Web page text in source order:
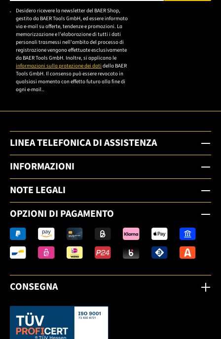
Bitte geben Sie eine gültige E-Mail-Adresse ein.
Desidero ricevere la newsletter del BAER Shop,
gestito da BAER Tools GmbH, ed essere informato
via e-mail su offerte, tendenze e promozioni. La
memorizzazione e l'elaborazione di tutti i dati
personali trasmessi nell'ambito del processo di
registrazione vengono effettuate esclusivamente
da BAER Tools GmbH. Inoltre, si applicano le
informazioni sulla protezione dei dati della BAER
Tools GmbH. Il consenso può essere revocato in
qualsiasi momento con effetto futuro alla fine di
ogni e-mail..
LINEA TELEFONICA DI ASSISTENZA
INFORMAZIONI
NOTE LEGALI
OPZIONI DI PAGAMENTO
CONSEGNA
Dieser Link öffnet sich in einem neuen Tab.